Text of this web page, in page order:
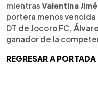
mientras Valentina
portera menos
DT de Jocoro FC,
ganador de la
REGRESAR A PORTADA